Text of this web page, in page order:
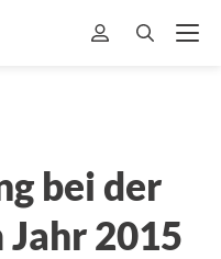
bei der
2015